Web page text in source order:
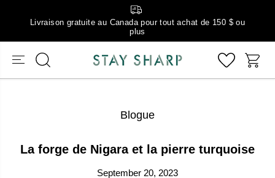
Livraison gratuite au Canada pour tout achat de 150 $ ou
plus
Blogue
La forge de Nigara et la pierre turquoise
September 20, 2023